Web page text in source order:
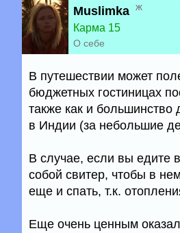
Muslimka ж
Карма 15
О себе
В путешествии может
бюджетных гостиницах
также как и
в Индии (за небольшие
В случае, если вы едите
собой свитер, чтобы в
еще и спать, т.к.
Еще очень ценным